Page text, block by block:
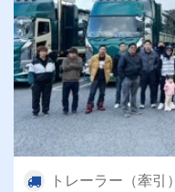
トレーラー（牽引